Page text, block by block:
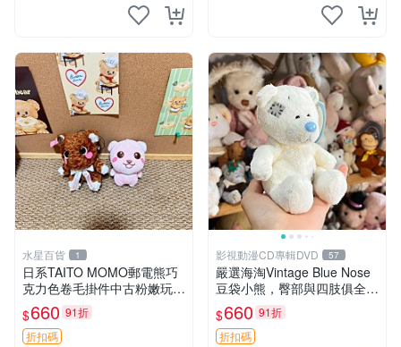
水星百貨 1
日系TAITO MOMO郵電熊巧
克力色卷毛掛件中古粉嫩玩偶
微瑕推薦 postpet momo 郵
電熊 中古玩偶
$660 91折
折扣碼
影視動漫CD專輯DVD 57
嚴選海淘Vintage Blue Nose
豆袋小熊，臀部與四肢俱全，
坐高11公分，附原盒與吊牌
收藏。藍鼻子小熊，值得擁有
玩具 憶熊
$660 91折
折扣碼